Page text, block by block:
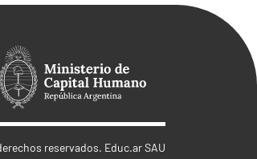
reservados. Educ.ar SAU